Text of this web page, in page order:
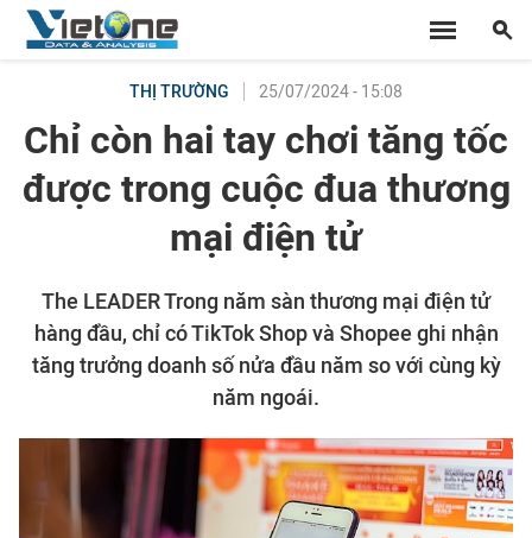
THỊ TRƯỜNG 25/07/2024 - 15:08
Chỉ còn hai tay chơi tăng tốc
được trong cuộc đua thương
mại điện tử
The LEADER Trong năm sàn thương mại điện tử
hàng đầu, chỉ có TikTok Shop và Shopee ghi nhận
tăng trưởng doanh số nửa đầu năm so với cùng kỳ
năm ngoái.